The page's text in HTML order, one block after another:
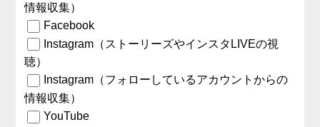
情報収集）
Facebook
Instagram（ストーリーズやインスタLIVEの視
聴）
Instagram（フォローしているアカウントからの
情報収集）
YouTube